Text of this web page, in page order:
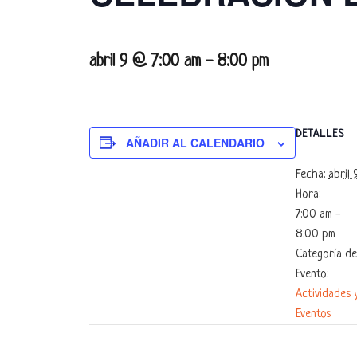
abril 9 @ 7:00 am - 8:00 pm
AÑADIR AL CALENDARIO
DETALLES
Fecha: abril
Hora:
7:00 am -
8:00 pm
Categoría
Evento:
Actividades
Eventos